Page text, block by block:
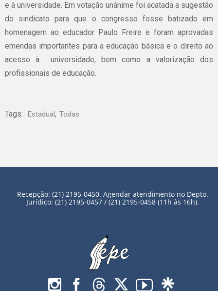
e à universidade. Em votação unânime foi acatada a sugestão
do sindicato para que o congresso fosse batizado em
homenagem ao educador Paulo Freire e foram aprovadas
emendas importantes para a educação básica e o direito ao
acesso à universidade, bem como a valorização dos
profissionais de educação.
Tags: Estadual, Todas
Recepção: (21) 2195-0450. Agendar atendimento no Depto.
Jurídico: (21) 2195-0457 / (21) 2195-0458 (11h às 16h).